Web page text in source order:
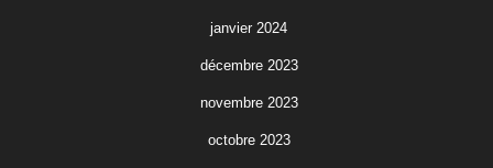
janvier 2024
décembre 2023
novembre 2023
octobre 2023